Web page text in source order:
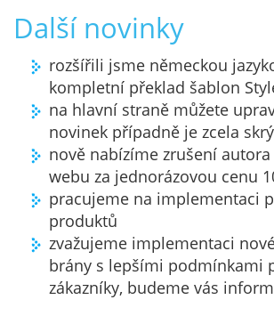
Další novinky
rozšířili jsme německou
kompletní překlad šablon
na hlavní straně můžete
novinek případně je zcela
nově nabízíme zrušení
webu za jednorázovou cenu
pracujeme na implementaci
produktů
zvažujeme implementaci
brány s lepšími podmínkami
zákazníky, budeme vás